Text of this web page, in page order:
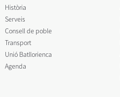
Història
Serveis
Consell de poble
Transport
Unió Batllorienca
Agenda